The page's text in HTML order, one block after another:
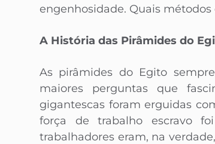
engenhosidade. Quais
A História das Pirâmides do
As pirâmides do Egito
maiores perguntas que
gigantescas foram erguidas
força de trabalho escravo
trabalhadores eram, na